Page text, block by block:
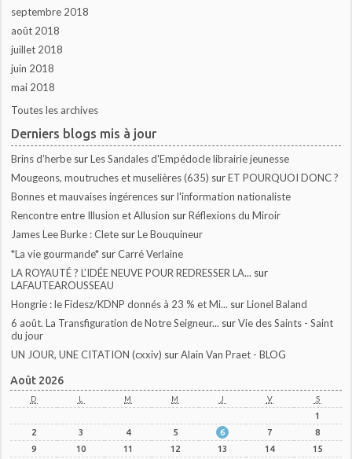
septembre 2018
août 2018
juillet 2018
juin 2018
mai 2018
Toutes les archives
Derniers blogs mis à jour
Brins d’herbe surLes Sandales d'Empédocle librairie jeunesse
Mougeons, moutruches et muselières (635) surET POURQUOI DONC ?
Bonnes et mauvaises ingérences surl'information nationaliste
Rencontre entre Illusion et Allusion surRéflexions du Miroir
James Lee Burke : Clete surLe Bouquineur
*La vie gourmande* surCarré Verlaine
LA ROYAUTÉ ? L'IDÉE NEUVE POUR REDRESSER LA... sur
LAFAUTEAROUSSEAU
Hongrie : le Fidesz/KDNP donnés à 23 % et Mi... surLionel Baland
6 août. La Transfiguration de Notre Seigneur... surVie des Saints - Saint
du jour
UN JOUR, UNE CITATION (cxxiv) surAlain Van Praet - BLOG
Août 2026
D L M M J V S
1
2
3 4 5 6 7
8
9
10 11 12 13 14
15